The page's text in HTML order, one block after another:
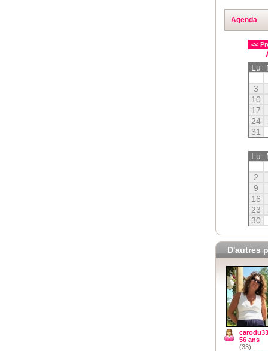
Agenda
<<
Lu
3
10
17
24
31
Lu
2
9
16
23
30
D'autres
carodu33
56 ans
(33)